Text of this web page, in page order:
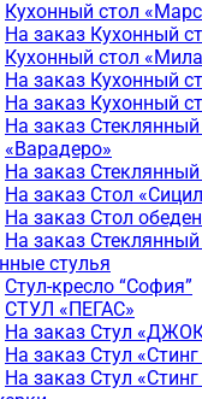
Кухонный стол
На заказ Кухонный
Кухонный стол
На заказ Кухонный
На заказ Кухонный
На заказ Стеклянный
«Варадеро»
На заказ
На заказ Стол
На заказ Стол
На заказ
стулья
Стул-кресло “София”
CТУЛ «ПЕГАС»
На заказ Стул
На заказ Стул «Стинг
На заказ Стул «Стинг